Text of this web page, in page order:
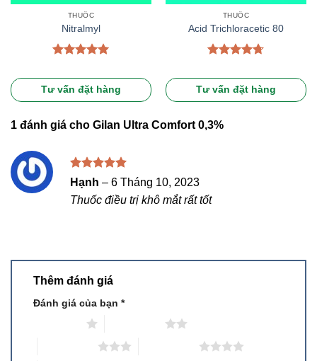
THUỐC
Nitralmyl
hạng5.00
5 sao
Tư vấn đặt hàng
THUỐC
Acid Trichloracetic 80
hạng4.67
5 sao
Tư vấn đặt hàng
1 đánh giá cho Gilan Ultra Comfort 0,3%
Được xếp
hạng
sao
Hạnh – 6 Tháng 10, 2023
Thuốc điều trị khô mắt rất tốt
Thêm đánh giá
Đánh giá của bạn *